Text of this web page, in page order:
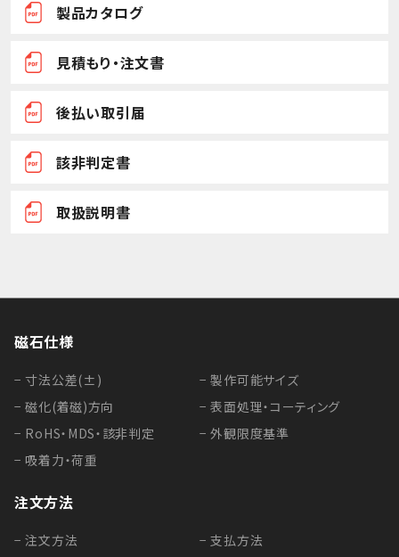
製品カタログ
見積もり・注文書
後払い取引届
該非判定書
取扱説明書
磁石仕様
− 寸法公差(±)
− 磁化(着磁)方向
− RoHS・MDS・該非判定
− 吸着力・荷重
− 製作可能サイズ
− 表面処理・コーティング
− 外観限度基準
注文方法
− 注文方法
− 支払方法